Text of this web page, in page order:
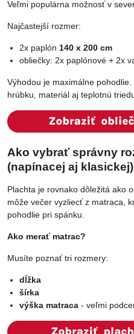
Veľmi populárna možnosť v
Najčastejší rozmer:
2x paplón 140 x 200 cm
obliečky: 2x paplónové + 2x
Výhodou je maximálne
hrúbku, materiál aj teplotnú
Ako vybrať správny
(napínacej aj
Plachta je rovnako dôležitá ako
môže večer vyzliecť z matraca,
pohodlie pri spánku.
Ako merať matrac?
Musíte poznať tri rozmery:
dĺžka
šírka
výška matraca - veľmi